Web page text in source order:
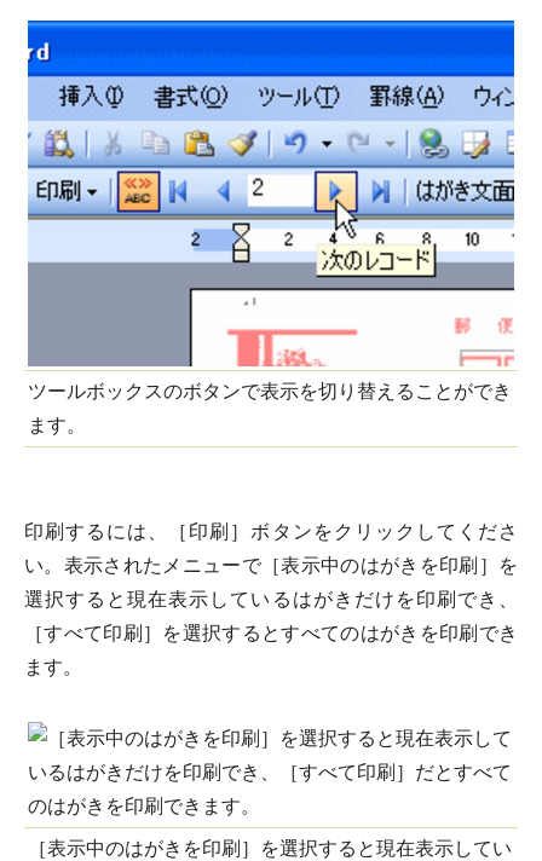
ツールボックスのボタンで表示を切り替えることができ
ます。
印刷するには、［印刷］ボタンをクリックしてくださ
い。表示されたメニューで［表示中のはがきを印刷］を
選択すると現在表示しているはがきだけを印刷でき、
［すべて印刷］を選択するとすべてのはがきを印刷でき
ます。
［表示中のはがきを印刷］を選択すると現在表示してい